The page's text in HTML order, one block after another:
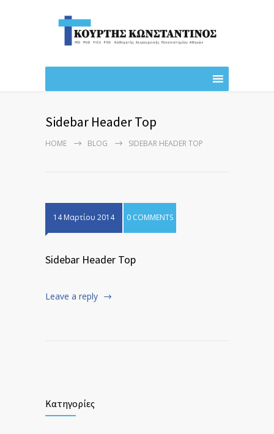
Sidebar Header Top
HOME BLOG SIDEBAR HEADER TOP
14 Μαρτίου 2014 0 COMMENTS
Sidebar Header Top
Leave a reply
Κατηγορίες